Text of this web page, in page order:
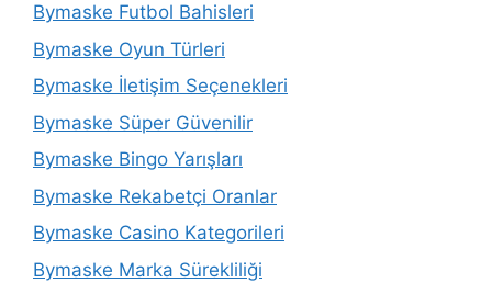
Bymaske Futbol Bahisleri
Bymaske Oyun Türleri
Bymaske İletişim Seçenekleri
Bymaske Süper Güvenilir
Bymaske Bingo Yarışları
Bymaske Rekabetçi Oranlar
Bymaske Casino Kategorileri
Bymaske Marka Sürekliliği